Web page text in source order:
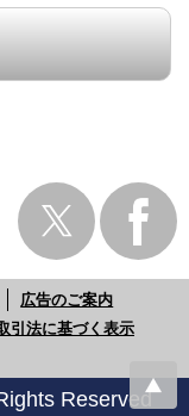
広告のご案内
引法に基づく表示
Reserved